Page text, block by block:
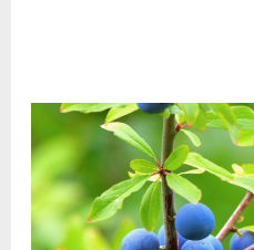
NEU:
Sloe
Gin
aus